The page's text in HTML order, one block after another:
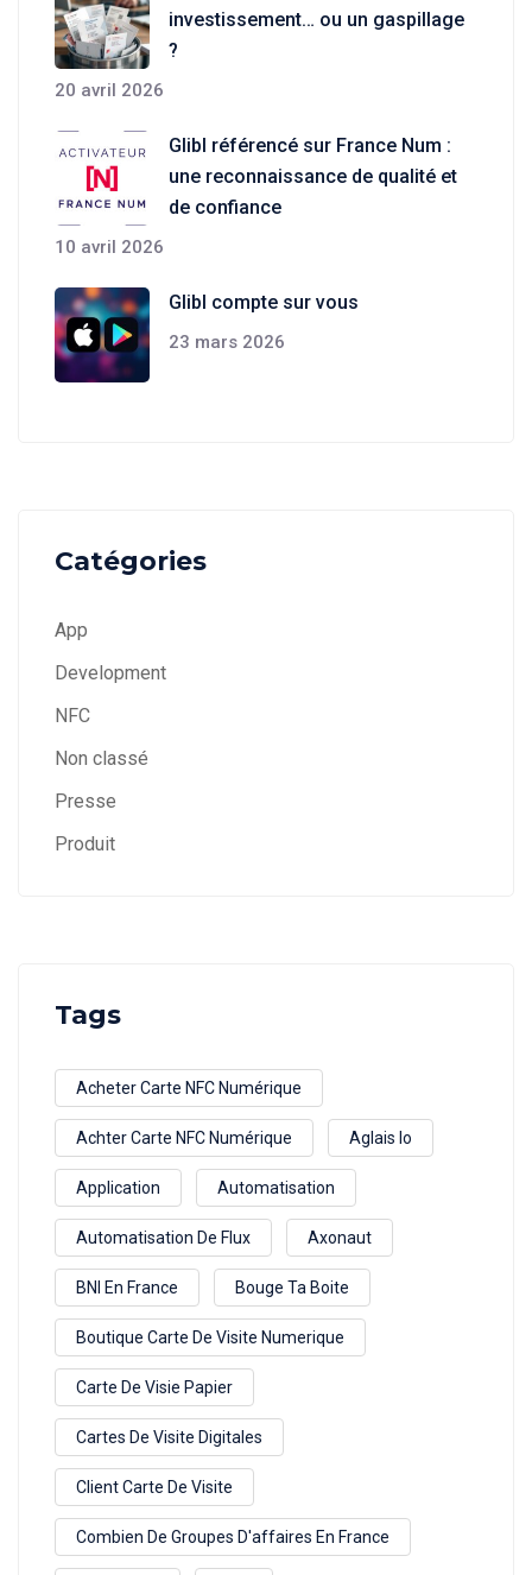
investissement… ou un gaspillage
?
20 avril 2026
Glibl référencé sur France Num :
une reconnaissance de qualité et
de confiance
10 avril 2026
Glibl compte sur vous
23 mars 2026
Catégories
App
Development
NFC
Non classé
Presse
Produit
Tags
Acheter Carte NFC Numérique
Achter Carte NFC Numérique Aglais Io
Application Automatisation
Automatisation De Flux Axonaut
BNI En France Bouge Ta Boite
Boutique Carte De Visite Numerique
Carte De Visie Papier
Cartes De Visite Digitales
Client Carte De Visite
Combien De Groupes D'affaires En France